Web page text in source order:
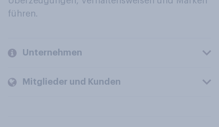
führen.
Unternehmen
Mitglieder und Kunden